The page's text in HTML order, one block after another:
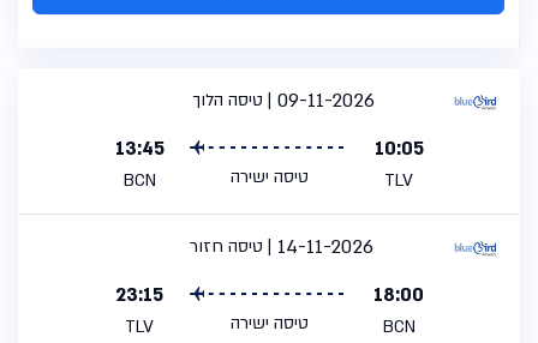
טיסה הלוך
09-11-2026
10:05
TLV טיסה ישירה
13:45
BCN
טיסה חזור
14-11-2026
18:00
BCN טיסה ישירה
23:15
TLV